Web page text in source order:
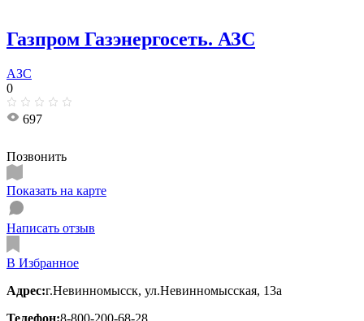
Газпром Газэнергосеть. АЗС
АЗС
0
697
Позвонить
Показать на карте
Написать отзыв
В Избранное
Адрес:г.Невинномысск, ул.Невинномысская, 13а
Телефон:8-800-200-68-28